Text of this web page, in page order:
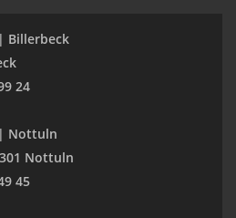
Billerbeck
24
| Nottuln
Nottuln
45